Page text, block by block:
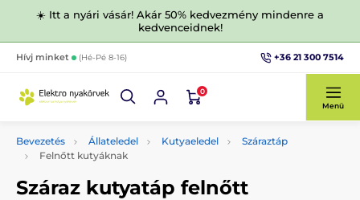
☀️ Itt a nyári vásár! Akár 50% kedvezmény mindenre a
kedvenceidnek!
Hívj minket (Hé-Pé 8-16) +36 21 300 7514
0
Menü
Bevezetés Állateledel Kutyaeledel
Száraztáp
Felnőtt kutyáknak
Száraz kutyatáp felnőtt